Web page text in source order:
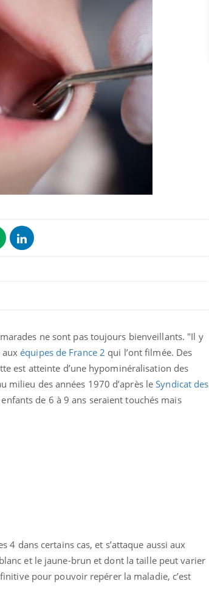
ne sont pas toujours bienveillants. "Il y
auxéquipes de France 2 qui l’ont filmée. Des
est atteinte d’une hypominéralisation des
milieu des années 1970 d’après leSyndicat des
de 6 à 9 ans seraient touchés mais
dans certains cas, et s’attaque aussi aux
et le jaune-brun et dont la taille peut varier
pour pouvoir repérer la maladie, c’est
: ce Mordue par un